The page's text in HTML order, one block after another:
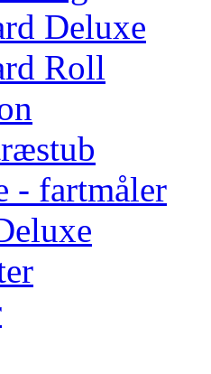
Deluxe
Roll
- fartmåler